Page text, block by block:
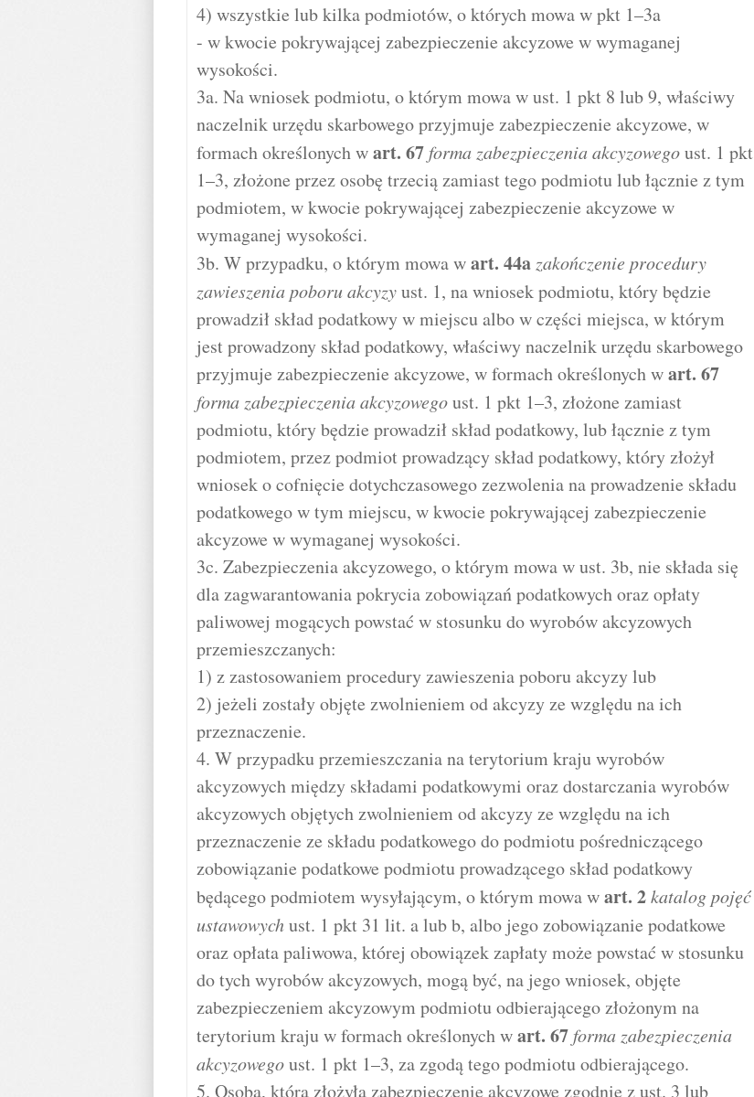
4) wszystkie lub kilka podmiotów, o których mowa w pkt 1–3a
- w kwocie pokrywającej zabezpieczenie akcyzowe w wymaganej
wysokości.
3a. Na wniosek podmiotu, o którym mowa w ust. 1 pkt 8 lub 9, właściwy
naczelnik urzędu skarbowego przyjmuje zabezpieczenie akcyzowe, w
formach określonych wart. 67 forma zabezpieczenia akcyzowegoust. 1 pkt
1–3, złożone przez osobę trzecią zamiast tego podmiotu lub łącznie z tym
podmiotem, w kwocie pokrywającej zabezpieczenie akcyzowe w
wymaganej wysokości.
3b. W przypadku, o którym mowa wart. 44a zakończenie procedury
zawieszenia poboru akcyzyust. 1, na wniosek podmiotu, który będzie
prowadził skład podatkowy w miejscu albo w części miejsca, w którym
jest prowadzony skład podatkowy, właściwy naczelnik urzędu skarbowego
przyjmuje zabezpieczenie akcyzowe, w formach określonych wart. 67
forma zabezpieczenia akcyzowegoust. 1 pkt 1–3, złożone zamiast
podmiotu, który będzie prowadził skład podatkowy, lub łącznie z tym
podmiotem, przez podmiot prowadzący skład podatkowy, który złożył
wniosek o cofnięcie dotychczasowego zezwolenia na prowadzenie składu
podatkowego w tym miejscu, w kwocie pokrywającej zabezpieczenie
akcyzowe w wymaganej wysokości.
3c. Zabezpieczenia akcyzowego, o którym mowa w ust. 3b, nie składa się
dla zagwarantowania pokrycia zobowiązań podatkowych oraz opłaty
paliwowej mogących powstać w stosunku do wyrobów akcyzowych
przemieszczanych:
1) z zastosowaniem procedury zawieszenia poboru akcyzy lub
2) jeżeli zostały objęte zwolnieniem od akcyzy ze względu na ich
przeznaczenie.
4. W przypadku przemieszczania na terytorium kraju wyrobów
akcyzowych między składami podatkowymi oraz dostarczania wyrobów
akcyzowych objętych zwolnieniem od akcyzy ze względu na ich
przeznaczenie ze składu podatkowego do podmiotu pośredniczącego
zobowiązanie podatkowe podmiotu prowadzącego skład podatkowy
będącego podmiotem wysyłającym, o którym mowa wart. 2katalog pojęć
ustawowychust. 1 pkt 31 lit. a lub b, albo jego zobowiązanie podatkowe
oraz opłata paliwowa, której obowiązek zapłaty może powstać w stosunku
do tych wyrobów akcyzowych, mogą być, na jego wniosek, objęte
zabezpieczeniem akcyzowym podmiotu odbierającego złożonym na
terytorium kraju w formach określonych wart. 67 forma zabezpieczenia
akcyzowegoust. 1 pkt 1–3, za zgodą tego podmiotu odbierającego.
5. Osoba, która złożyła zabezpieczenie akcyzowe zgodnie z ust. 3 lub